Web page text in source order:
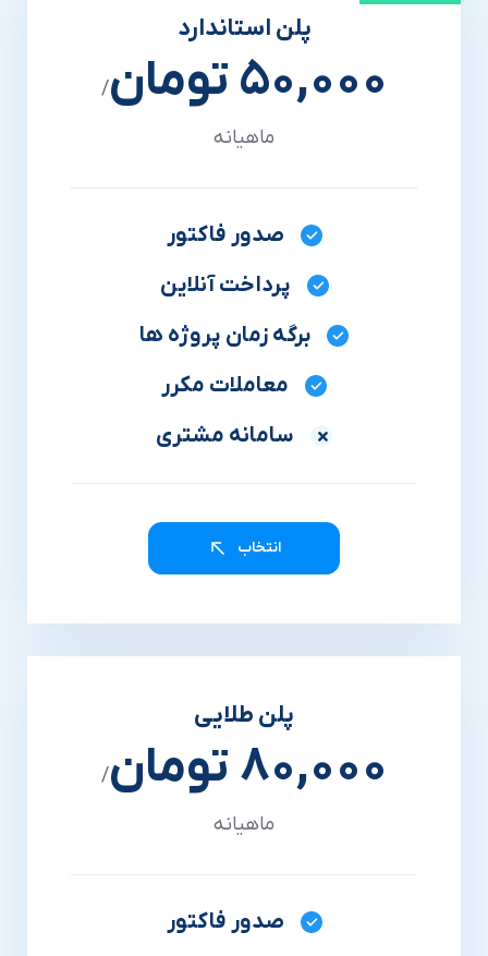
پلن استاندارد
50,000 تومان
/
ماهیانه
صدور فاکتور
پرداخت آنلاین
برگه زمان پروژه ها
معاملات مکرر
سامانه مشتری
انتخاب
پلن طلایی
80,000 تومان
/
ماهیانه
صدور فاکتور